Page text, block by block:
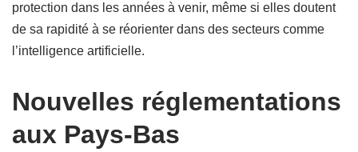
protection dans les années à venir, même si elles doutent
de sa rapidité à se réorienter dans des secteurs comme
l’intelligence artificielle.
Nouvelles réglementations
aux Pays-Bas